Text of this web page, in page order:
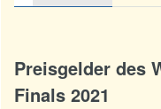
Preisgelder des
Finals 2021